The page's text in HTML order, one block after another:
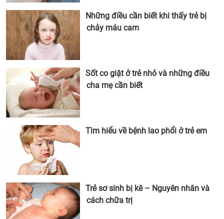
Những điều cần biết khi thấy trẻ bị
chảy máu cam
Sốt co giật ở trẻ nhỏ và những điều
cha mẹ cần biết
Tìm hiểu về bệnh lao phổi ở trẻ em
Trẻ sơ sinh bị kê – Nguyên nhân và
cách chữa trị